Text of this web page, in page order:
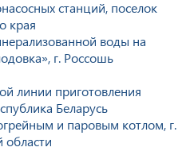
станций, поселок
края
воды на
г. Россошь
линии приготовления
Беларусь
и паровым котлом, г.
области